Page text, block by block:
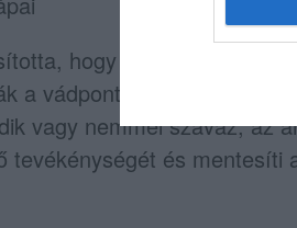
hogy azóta többen
a vádpontok
vagy nemmel szavaz, az
tevékénységét és mentesíti